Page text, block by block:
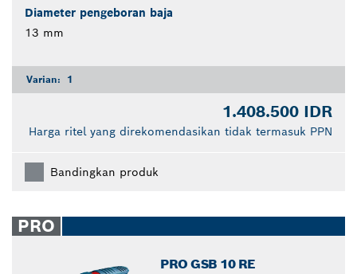
Diameter pengeboran baja
13 mm
Varian: 1
1.408.500 IDR
Harga ritel yang direkomendasikan tidak termasuk PPN
Bandingkan produk
PRO
PRO GSB 10 RE